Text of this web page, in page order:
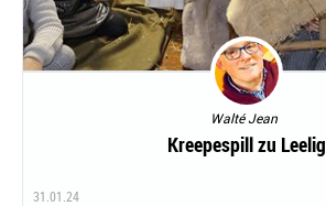
Walté Jean
Kreepespill zu Leelig
31.01.24